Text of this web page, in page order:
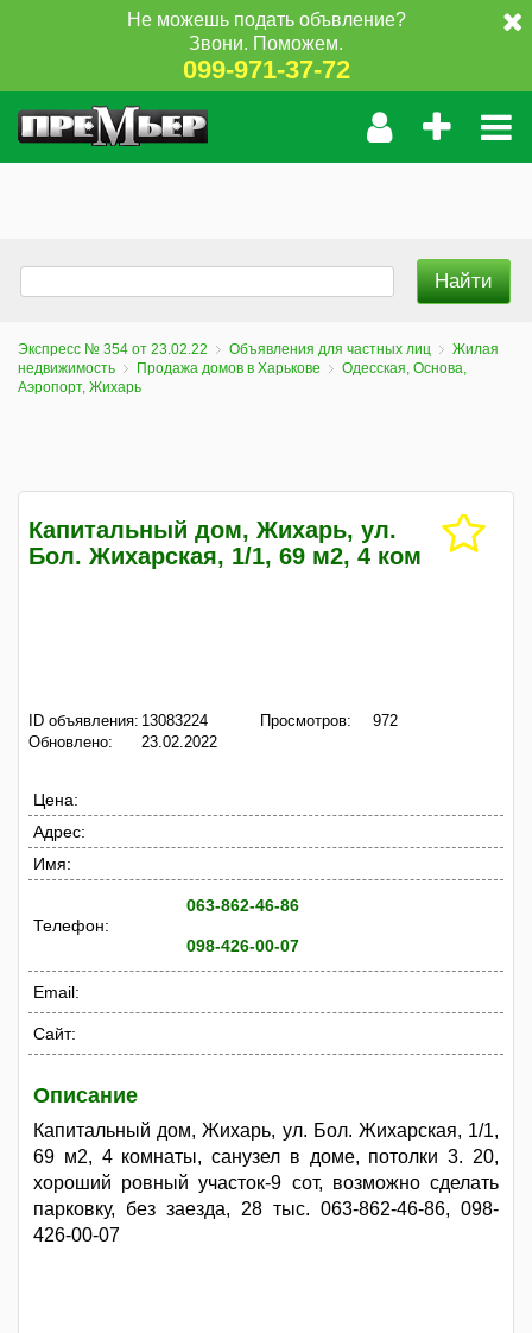
Не можешь подать объвление?
Звони. Поможем.
099-971-37-72
Экспресс № 354 от 23.02.22 Объявления для частных лиц
Жилая
недвижимость
Продажа домов в Харькове
Одесская, Основа,
Аэропорт, Жихарь
Капитальный дом, Жихарь, ул.
Бол. Жихарская, 1/1, 69 м2, 4 ком
ID объявления: 13083224
Обновлено:
23.02.2022
Просмотров: 972
Цена:
Адрес:
Имя:
Телефон:
063-862-46-86
098-426-00-07
Email:
Сайт:
Описание
Капитальный дом, Жихарь, ул. Бол. Жихарская, 1/1,
69 м2, 4 комнаты, санузел в доме, потолки 3. 20,
хороший ровный участок-9 сот, возможно сделать
парковку, без заезда, 28 тыс. 063-862-46-86, 098-
426-00-07